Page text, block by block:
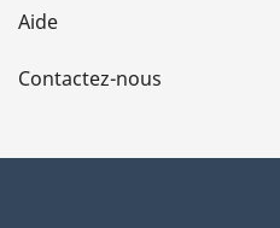
a
Aide
Contactez-nous